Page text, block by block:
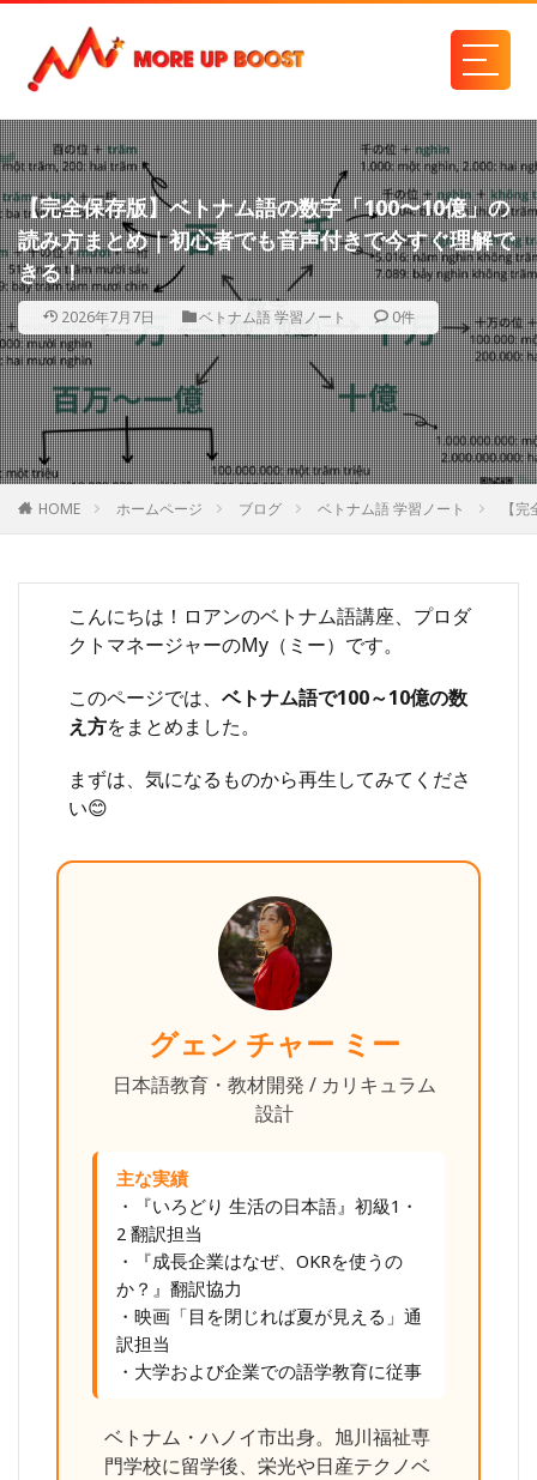
【完全保存版】ベトナム語の数字「100〜10億」の
読み方まとめ｜初心者でも音声付きで今すぐ理解で
きる！
2026年7月7日 ベトナム語 学習ノート 0件
HOME ホームページ ブログ ベトナム語 学習ノート 【
こんにちは！ロアンのベトナム語講座、プロダ
クトマネージャーのMy（ミー）です。
このページでは、 ベトナム語で100～10億の数
え方をまとめました。
まずは、気になるものから再生してみてくださ
い😊
グェン チャー ミー
日本語教育・教材開発 / カリキュラム
設計
主な実績
・『いろどり 生活の日本語』初級1・
2 翻訳担当
・『成長企業はなぜ、OKRを使うの
か？』翻訳協力
・映画「目を閉じれば夏が見える」通
訳担当
・大学および企業での語学教育に従事
ベトナム・ハノイ市出身。旭川福祉専
門学校に留学後、栄光や日産テクノベ